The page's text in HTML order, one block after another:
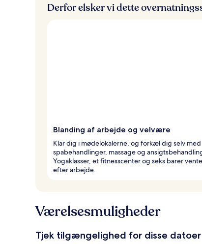
Derfor elsker vi dette
Blanding af arbejde og velvære
Klar dig i mødelokalerne, og forkæl dig selv med
spabehandlinger, massage og
Yogaklasser, et fitnesscenter og seks barer
efter arbejde.
Værelsesmuligheder
Tjek tilgængelighed for disse datoer